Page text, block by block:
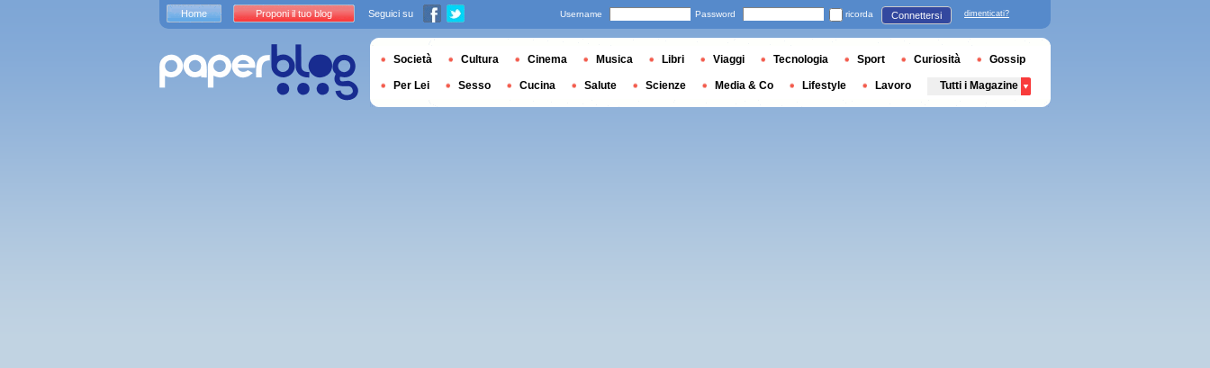
Home Proponi il tuo blog Seguici su Username Password ricorda Connettersi dimenticati?
Società Cultura Cinema Musica Libri Viaggi Tecnologia Sport Curiosità Gossip
Per Lei Sesso Cucina Salute Scienze Media & Co Lifestyle Lavoro Tutti i Magazine